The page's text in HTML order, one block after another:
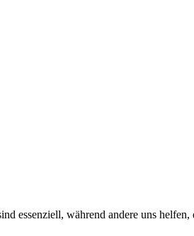
essenziell, während andere uns helfen,